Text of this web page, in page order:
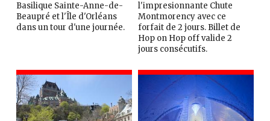
Basilique Sainte-Anne-de-
Beaupré et l'Île d'Orléans
dans un tour d'une journée.
l'impresionnante Chute
Montmorency avec ce
forfait de 2 jours. Billet de
Hop on Hop off valide 2
jours consécutifs.